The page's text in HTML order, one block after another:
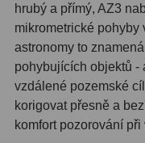
Objímky10
Motory a pohony13
Upínací prvky13
Závaží
hrubý a přímý, AZ3
mikrometrické
astronomy to
pohybujících objektů -
vzdálené pozemské
korigovat přesně a
komfort pozorování